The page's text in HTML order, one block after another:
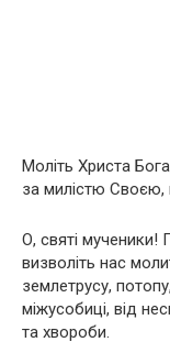
Моліть Христа
за милістю Своєю,
О, святі мyчeники!
визволіть нас
зeмлeтрусу,
міжусобиці, від
та хвоpoби.